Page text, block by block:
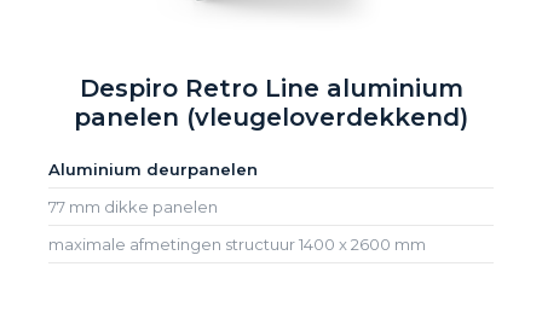
Despiro Retro Line aluminium
panelen (vleugeloverdekkend)
Aluminium deurpanelen
77 mm dikke panelen
maximale afmetingen structuur 1400 x 2600 mm